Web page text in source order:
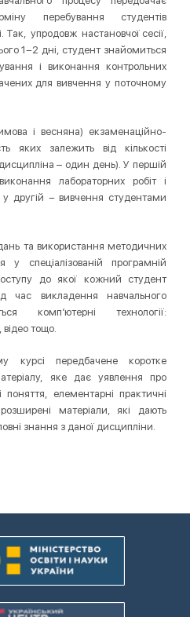
перебування студентів
Так, упродовж настановчої сесії,
1−2 дні, студент знайомиться
і виконання контрольних
для вивчення у поточному
і весняна) екзаменаційно-
яких залежить від кількості
– один день). У першій
лабораторних робіт і
другій − вивчення студентами
та використання методичних
у спеціалізованій програмній
до якої кожний студент
час викладення навчального
комп’ютерні технології:
тощо.
курсі передбачене коротке
яке дає уявлення про
поняття, елементарні практичні
матеріали, які дають
знання з даної дисципліни.